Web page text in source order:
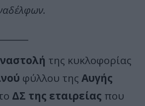
της κυκλοφορίας
φύλλου της Αυγής
ΔΣ της εταιρείας που